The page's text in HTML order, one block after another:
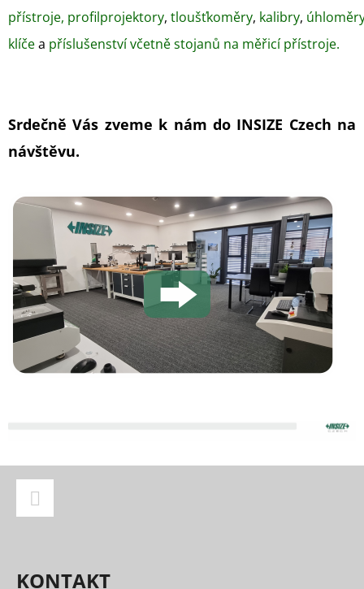
přístroje, profilprojektory, tloušťkoměry, kalibry,
klíčea příslušenství včetně stojanů na měřicí přístroje.
Srdečně Vás zveme k nám do INSIZE Czech na
návštěvu.
KONTAKT